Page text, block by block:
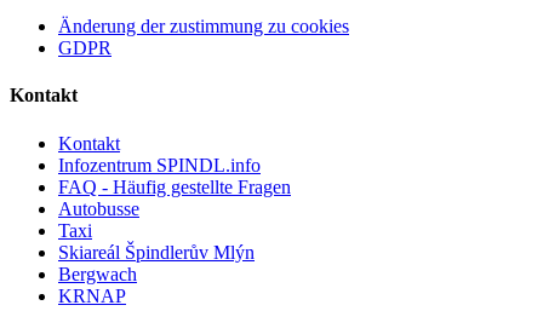
Änderung der zustimmung zu cookies
GDPR
Kontakt
Kontakt
Infozentrum SPINDL.info
FAQ - Häufig gestellte Fragen
Autobusse
Taxi
Skiareál Špindlerův Mlýn
Bergwach
KRNAP